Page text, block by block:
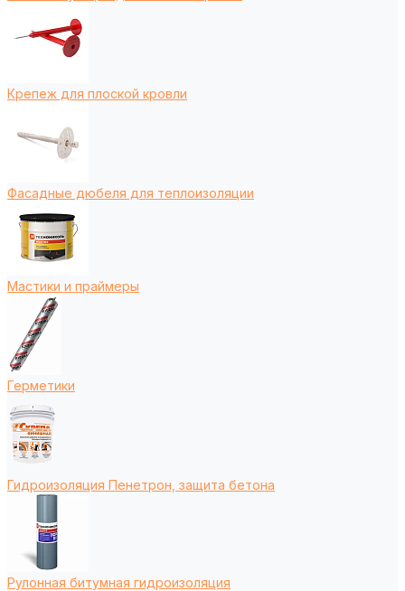
Крепеж для плоской кровли
Фасадные дюбеля для теплоизоляции
Мастики и праймеры
Герметики
Гидроизоляция Пенетрон, защита бетона
Рулонная битумная гидроизоляция